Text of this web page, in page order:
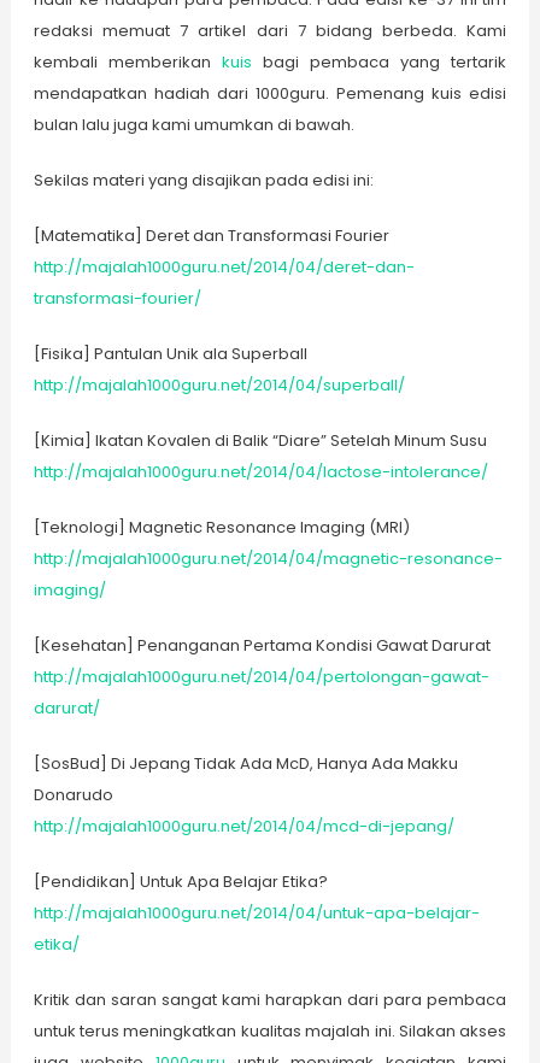
redaksi memuat 7 artikel dari 7 bidang berbeda. Kami
kembali memberikan kuis bagi pembaca yang tertarik
mendapatkan hadiah dari 1000guru. Pemenang kuis edisi
bulan lalu juga kami umumkan di bawah.
Sekilas materi yang disajikan pada edisi ini:
[Matematika] Deret dan Transformasi Fourier
http://majalah1000guru.net/2014/04/deret-dan-
transformasi-fourier/
[Fisika] Pantulan Unik ala Superball
http://majalah1000guru.net/2014/04/superball/
[Kimia] Ikatan Kovalen di Balik “Diare” Setelah Minum Susu
http://majalah1000guru.net/2014/04/lactose-intolerance/
[Teknologi] Magnetic Resonance Imaging (MRI)
http://majalah1000guru.net/2014/04/magnetic-resonance-
imaging/
[Kesehatan] Penanganan Pertama Kondisi Gawat Darurat
http://majalah1000guru.net/2014/04/pertolongan-gawat-
darurat/
[SosBud] Di Jepang Tidak Ada McD, Hanya Ada Makku
Donarudo
http://majalah1000guru.net/2014/04/mcd-di-jepang/
[Pendidikan] Untuk Apa Belajar Etika?
http://majalah1000guru.net/2014/04/untuk-apa-belajar-
etika/
Kritik dan saran sangat kami harapkan dari para pembaca
untuk terus meningkatkan kualitas majalah ini. Silakan akses